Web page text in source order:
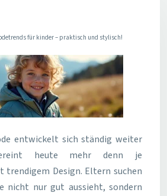
für kinder – praktisch und stylisch!
heute mehr denn je
Design. Eltern suchen
nicht nur gut aussieht, sondern